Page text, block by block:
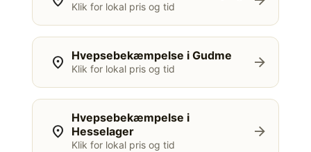
Klik for lokal pris og tid
location_on Hvepsebekæmpelse i Gudme
Klik for lokal pris og tid arrow_forward
location_on
Hvepsebekæmpelse i
Hesselager
Klik for lokal pris og tid
arrow_forward